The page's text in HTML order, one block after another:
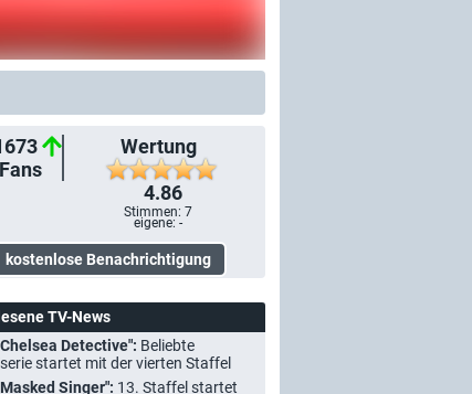
Fans
Wertung
4.86
Stimmen:7
eigene: -
TV-News
Detective": Beliebte
startet mit der vierten Staffel
Singer": 13. Staffel startet